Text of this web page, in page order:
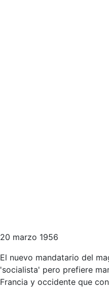
20 marzo 1956
El nuevo mandatario del
'socialista' pero prefiere
Francia y occidente que